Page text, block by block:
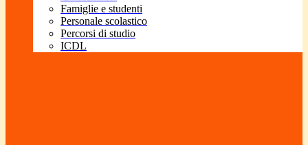
Famiglie e studenti
Personale scolastico
Percorsi di studio
ICDL